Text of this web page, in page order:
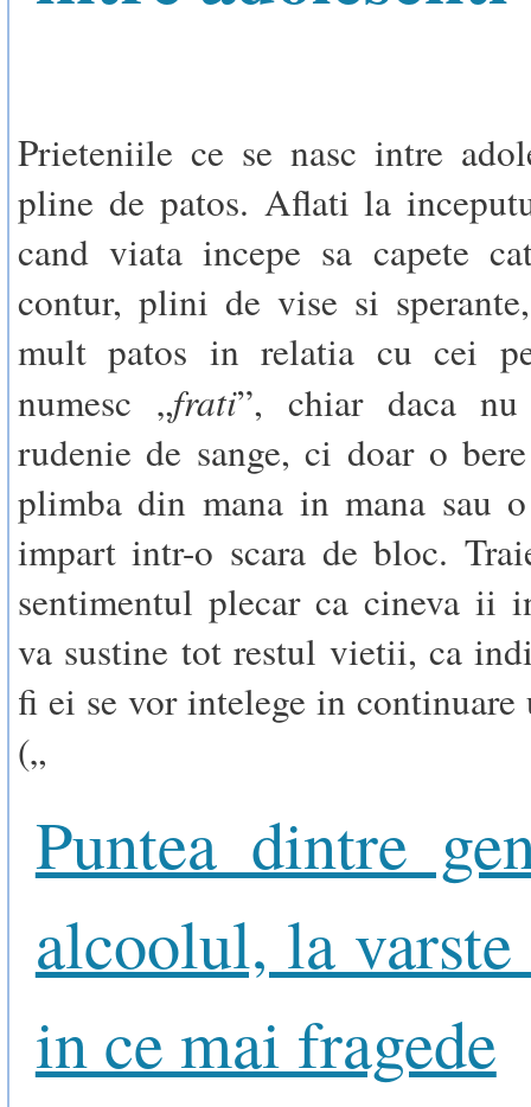
Prieteniile ce se nasc intre
pline de patos. Aflati la
cand viata incepe sa capete
contur, plini de vise si
mult patos in relatia cu cei
numesc „frati”, chiar daca
rudenie de sange, ci doar o
plimba din mana in mana sau
impart intr-o scara de bloc.
sentimentul plecar ca cineva ii
va sustine tot restul vietii, ca
fi ei se vor intelege in
(„
Puntea dintre
alcoolul, la
in ce mai fragede